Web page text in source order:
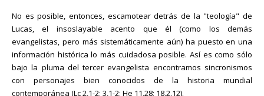
No es posible, entonces, escamotear detrás de la "teología" de
Lucas, el insoslayable acento que él (como los demás
evangelistas, pero más sistemáticamente aún) ha puesto en una
información histórica lo más cuidadosa posible. Así es como sólo
bajo la pluma del tercer evangelista encontramos sincronismos
con personajes bien conocidos de la historia mundial
contemporánea (Lc 2,1-2; 3,1-2; He 11,28; 18,2.12).